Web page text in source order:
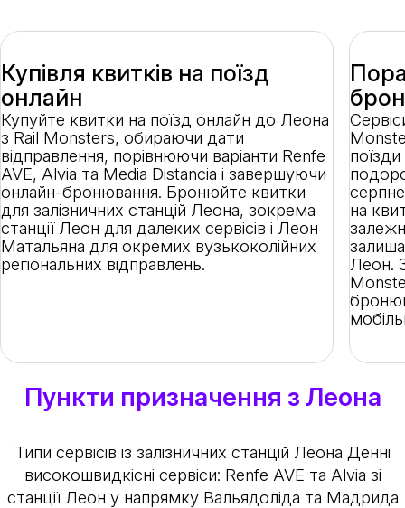
Купівля квитків на поїзд
онлайн
Купуйте квитки на поїзд онлайн до Леона
з Rail Monsters, обираючи дати
відправлення, порівнюючи варіанти Renfe
AVE, Alvia та Media Distancia і завершуючи
онлайн-бронювання. Бронюйте квитки
для залізничних станцій Леона, зокрема
станції Леон для далеких сервісів і Леон
Матальяна для окремих вузькоколійних
регіональних відправлень.
на
Леон.
Пункти призначення з Леона
Типи сервісів із залізничних станцій Леона Денні
високошвидкісні сервіси: Renfe AVE та Alvia зі
станції Леон у напрямку Вальядоліда та Мадрида